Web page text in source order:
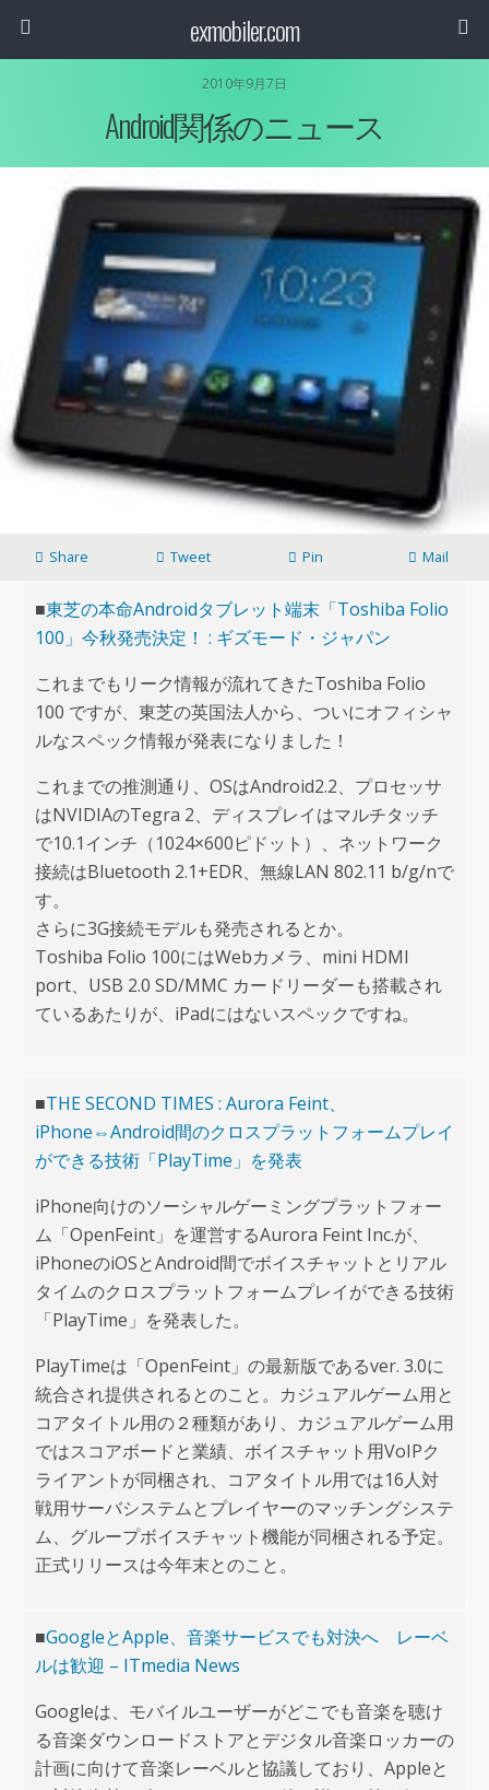
exmobiler.com
2010年9月7日
Android関係のニュース
Share Tweet Pin Mail
■東芝の本命Androidタブレット端末「Toshiba Folio
100」今秋発売決定！ : ギズモード・ジャパン
これまでもリーク情報が流れてきたToshiba Folio
100 ですが、東芝の英国法人から、ついにオフィシャ
ルなスペック情報が発表になりました！
これまでの推測通り、OSはAndroid2.2、プロセッサ
はNVIDIAのTegra 2、ディスプレイはマルチタッチ
で10.1インチ（1024×600ピドット）、ネットワーク
接続はBluetooth 2.1+EDR、無線LAN 802.11 b/g/nで
す。
さらに3G接続モデルも発売されるとか。
Toshiba Folio 100にはWebカメラ、mini HDMI
port、USB 2.0 SD/MMC カードリーダーも搭載され
ているあたりが、iPadにはないスペックですね。
■THE SECOND TIMES : Aurora Feint、
iPhone⇔Android間のクロスプラットフォームプレイ
ができる技術「PlayTime」を発表
iPhone向けのソーシャルゲーミングプラットフォー
ム「OpenFeint」を運営するAurora Feint Inc.が、
iPhoneのiOSとAndroid間でボイスチャットとリアル
タイムのクロスプラットフォームプレイができる技術
「PlayTime」を発表した。
PlayTimeは「OpenFeint」の最新版であるver. 3.0に
統合され提供されるとのこと。カジュアルゲーム用と
コアタイトル用の２種類があり、カジュアルゲーム用
ではスコアボードと業績、ボイスチャット用VoIPク
ライアントが同梱され、コアタイトル用では16人対
戦用サーバシステムとプレイヤーのマッチングシステ
ム、グループボイスチャット機能が同梱される予定。
正式リリースは今年末とのこと。
■GoogleとApple、音楽サービスでも対決へ レーベ
ルは歓迎 – ITmedia News
Googleは、モバイルユーザーがどこでも音楽を聴け
る音楽ダウンロードストアとデジタル音楽ロッカーの
計画に向けて音楽レーベルと協議しており、Appleと